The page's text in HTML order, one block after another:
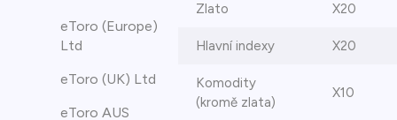
eToro (Europe)
Ltd
eToro (UK) Ltd
eToro AUS
Zlato X20
Hlavní indexy X20
Komodity
(kromě zlata)
X10